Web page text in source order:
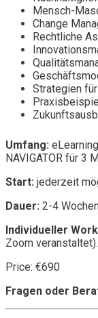
Mensch-
Change
Rechtliche
Strategien
Umfang:
NAVIGATOR für 3
Start: jederzeit
Dauer: 2-4
Individueller
Zoom
Price: €690
Fragen oder